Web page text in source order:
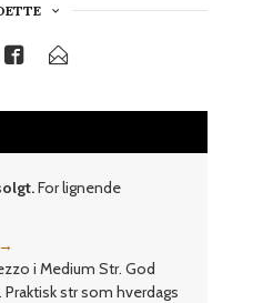
For lignende
i Medium Str. God
str som hverdags